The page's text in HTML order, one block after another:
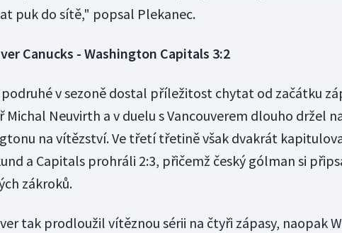
puk do sítě," popsal Plekanec.
Canucks - Washington Capitals 3:2
v sezoně dostal příležitost chytat od začátku
Michal Neuvirth a v duelu s Vancouverem dlouho držel
na vítězství. Ve třetí třetině však dvakrát
a Capitals prohráli 2:3, přičemž český gólman si
zákroků.
tak prodloužil vítěznou sérii na čtyři zápasy, naopak